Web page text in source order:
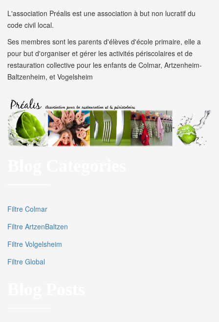
L'association Préalis est une association à but non lucratif du
code civil local.
Ses membres sont les parents d'élèves d'école primaire, elle a
pour but d'organiser et gérer les activités périscolaires et de
restauration collective pour les enfants de Colmar, Artzenheim-
Baltzenheim, et Vogelsheim
Filtre Colmar
Filtre ArtzenBaltzen
Filtre Volgelsheim
Filtre Global